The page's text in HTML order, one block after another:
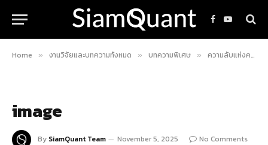
Facebook
YouTube
Home » งานวิจัยและบทความทั้งหมด » บทความพิเศษ » ความลับแห่งความมั่งคั่งจากคัมภีร์ “น้ำพุแห่งเงินตรา” ของ ฮอมมะ มุเนฮิสะ เทพเจ้าแห่งการเก็งกำไร ผู้คิดค้นกราฟแท่งเทียน Candle Stick Chart (พร้อมพูดคุยสนทนากับ Homma AI Chatbot 💬)
image
By SiamQuant Team November 5, 2025
No Comments